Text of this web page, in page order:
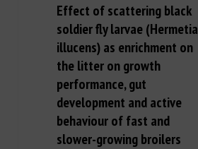
Effect of scattering black
soldier fly larvae (Hermetia
illucens) as enrichment on
the litter on growth
performance, gut
development and active
behaviour of fast and
slower-growing broilers